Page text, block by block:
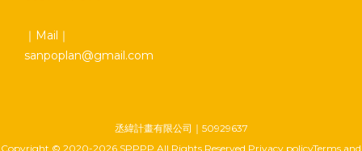
｜Mail｜
sanpoplan@gmail.com
丞緯計畫有限公司｜50929637
Copyright © 2020-2026 SPPPP All Rights Reserved Privacy policyTerms and